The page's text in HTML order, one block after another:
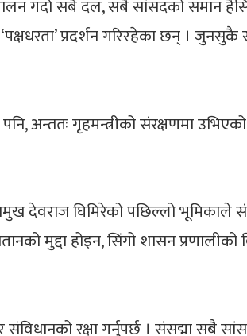
गर्दा सबै दल, सबै सांसदको समान
प्रदर्शन गरिरहेका छन् ।
अन्ततः गृहमन्त्रीको संरक्षणमा
देवराज घिमिरेको पछिल्लो भूमिकाले
मुद्दा होइन, सिंगो शासन प्रणालीको
रक्षा गर्नुपर्छ । संसद्मा सबै